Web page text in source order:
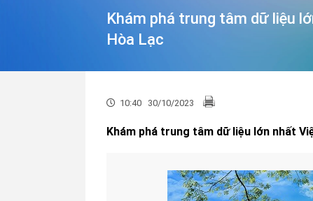
Khám phá trung tâm dữ liệu
Hòa Lạc
10:40 30/10/2023
Khám phá trung tâm dữ liệu lớn nhất